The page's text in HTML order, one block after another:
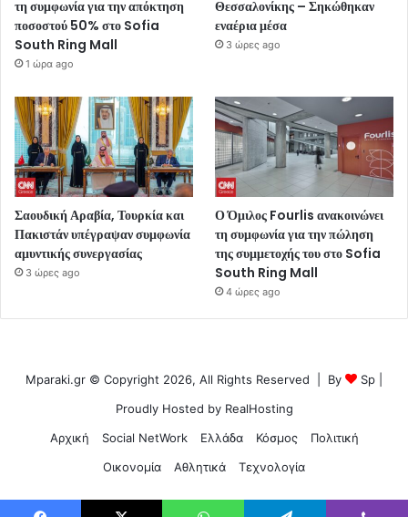
τη συμφωνία για την απόκτηση
ποσοστού 50% στο Sofia
South Ring Mall
1 ώρα ago
Θεσσαλονίκης – Σηκώθηκαν
εναέρια μέσα
3 ώρες ago
Σαουδική Αραβία, Τουρκία και
Πακιστάν υπέγραψαν συμφωνία
αμυντικής συνεργασίας
3 ώρες ago
Ο Όμιλος Fourlis ανακοινώνει
τη συμφωνία για την πώληση
της συμμετοχής του στο Sofia
South Ring Mall
4 ώρες ago
Mparaki.gr © Copyright 2026, All Rights Reserved | By Sp
Proudly Hosted by RealHosting
Αρχική
Social NetWork Ελλάδα Κόσμος
Πολιτική
Οικονομία
Αθλητικά Τεχνολογία